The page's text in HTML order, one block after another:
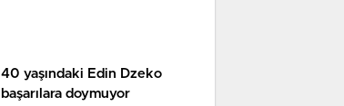
40 yaşındaki Edin Dzeko
başarılara doymuyor